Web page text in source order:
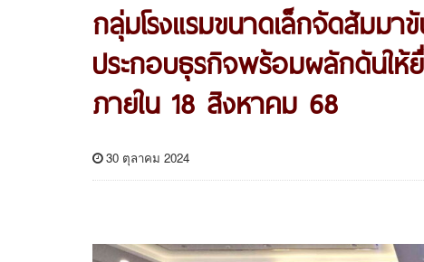
กลุ่มโรงแรมขนาดเล็กจัดสัมม
ประกอบธุรกิจพร้อมผลักดันใ
ภายใน 18 สิงหาคม 68
30 ตุลาคม 2024